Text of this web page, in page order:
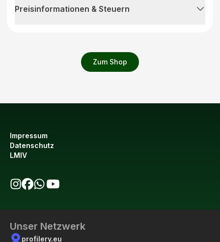
Zum Shop
Preisinformationen & Steuern
Impressum
Datenschutz
LMIV
Unser Netzwerk
profilery.eu